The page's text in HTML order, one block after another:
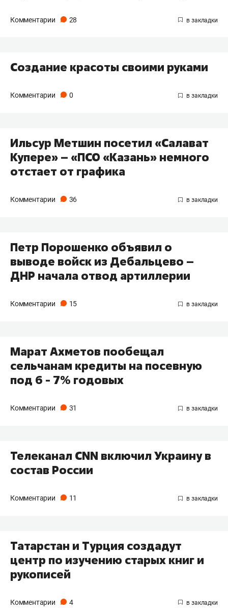
Комментарии 28
Создание красоты своими руками
Комментарии 0
Ильсур Метшин посетил «Салават
Купере» – «ПСО «Казань» немного
отстает от графика
Комментарии 36
Петр Порошенко объявил о
выводе войск из Дебальцево –
ДНР начала отвод артиллерии
Комментарии 15
Марат Ахметов пообещал
сельчанам кредиты на посевную
под 6 - 7% годовых
Комментарии 31
Телеканал CNN включил Украину в
состав России
Комментарии 11
Татарстан и Турция создадут
центр по изучению старых книг и
рукописей
Комментарии 4